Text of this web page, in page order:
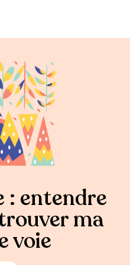
: entendre
ma
voie